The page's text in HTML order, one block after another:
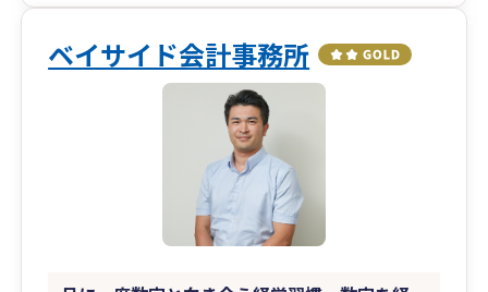
期的な成長をサポートいたします。
ベイサイド会計事務所